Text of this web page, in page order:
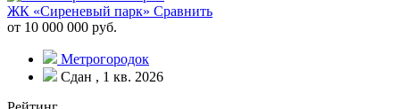
ЖК «Сиреневый парк» Сравнить
от 10 000 000 руб.
Метрогородок
Сдан , 1 кв. 2026